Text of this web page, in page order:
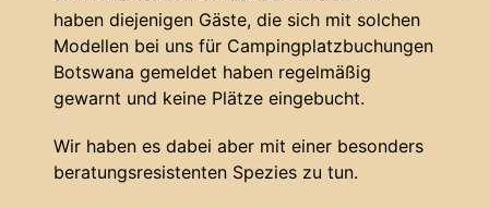
haben diejenigen Gäste, die sich mit solchen
Modellen bei uns für Campingplatzbuchungen
Botswana gemeldet haben regelmäßig
gewarnt und keine Plätze eingebucht.
Wir haben es dabei aber mit einer besonders
beratungsresistenten Spezies zu tun.